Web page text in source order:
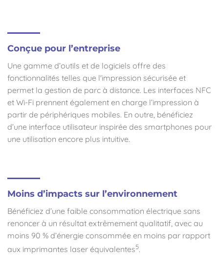
Conçue pour l’entreprise
Une gamme d’outils et de logiciels offre des
fonctionnalités telles que l'impression sécurisée et
permet la gestion de parc à distance. Les interfaces NFC
et Wi-Fi prennent également en charge l’impression à
partir de périphériques mobiles. En outre, bénéficiez
d’une interface utilisateur inspirée des smartphones pour
une utilisation encore plus intuitive.
Moins d’impacts sur l’environnement
Bénéficiez d’une faible consommation électrique sans
renoncer à un résultat extrêmement qualitatif, avec au
moins 90 % d’énergie consommée en moins par rapport
aux imprimantes laser équivalentes5.